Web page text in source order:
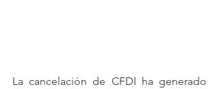
La cancelación de CFDI ha generado